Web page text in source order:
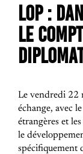
LOP :
LE
Le vendredi 22
échange, avec
étrangères et
le
spécifiquement